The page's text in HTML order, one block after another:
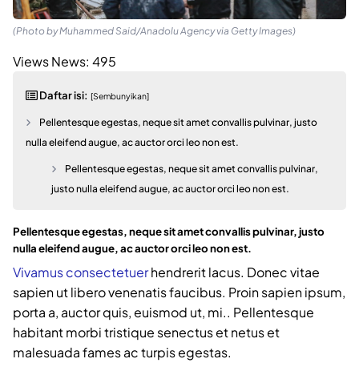
(Photo by Muhammed Said/Anadolu Agency via Getty Images)
Views News: 495
Daftar isi: [Sembunyikan]
Pellentesque egestas, neque sit amet convallis pulvinar, justo
nulla eleifend augue, ac auctor orci leo non est.
Pellentesque egestas, neque sit amet convallis pulvinar,
justo nulla eleifend augue, ac auctor orci leo non est.
Pellentesque egestas, neque sit amet convallis pulvinar, justo
nulla eleifend augue, ac auctor orci leo non est.
Vivamus consectetuerhendrerit lacus. Donec vitae
sapien ut libero venenatis faucibus. Proin sapien ipsum,
porta a, auctor quis, euismod ut, mi.. Pellentesque
habitant morbi tristique senectus et netus et
malesuada fames ac turpis egestas.